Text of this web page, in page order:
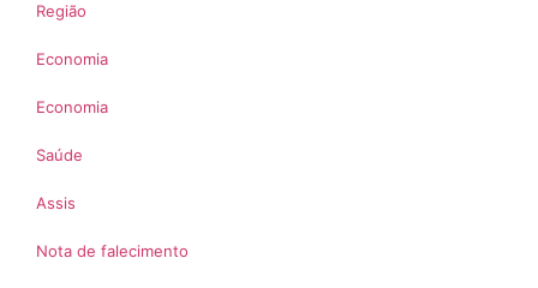
Região
Economia
Economia
Saúde
Assis
Nota de falecimento